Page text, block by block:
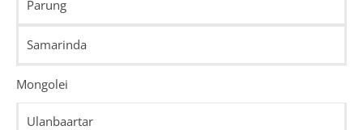
Parung
Samarinda
Mongolei
Ulanbaartar